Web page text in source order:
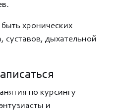
хронических
суставов, дыхательной
по курсингу
и